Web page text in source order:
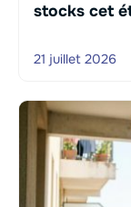
stocks cet
21 juillet 2026